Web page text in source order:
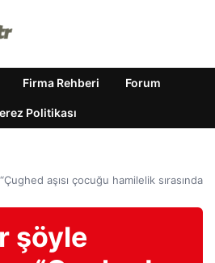
Firma Rehberi Forum
Politikası
aşısı çocuğu hamilelik sırasında
şöyle